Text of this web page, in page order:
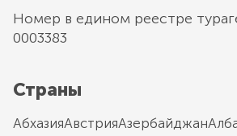
Номер в едином реестре
0003383
Страны
АбхазияАвстрияАзербайджан